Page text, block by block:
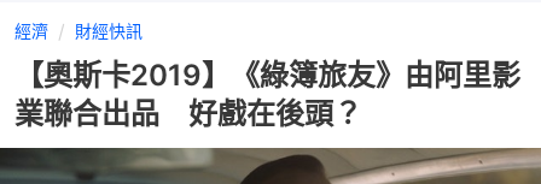
經濟 財經快訊
【奧斯卡2019】《綠簿旅友》由阿里影
業聯合出品 好戲在後頭？